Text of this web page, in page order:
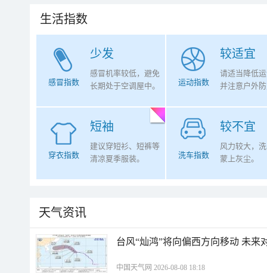
生活指数
少发
感冒指数
感冒机率较低，避免
长期处于空调屋中。
较适宜
运动指数
请适当降低
并注意户外
短袖
穿衣指数
建议穿短衫、短裤等
清凉夏季服装。
较不宜
洗车指数
风力较大，
蒙上灰尘。
天气资讯
台风“灿鸿”将向偏西方向移动 未来
中国天气网 2026-08-08 18:18